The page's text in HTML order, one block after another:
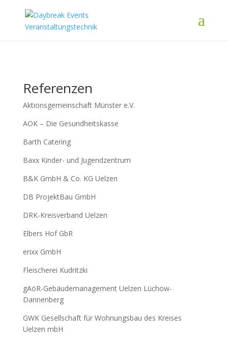
Referenzen
Aktionsgemeinschaft Münster e.V.
AOK – Die Gesundheitskasse
Barth Catering
Baxx Kinder- und Jugendzentrum
B&K GmbH & Co. KG Uelzen
DB ProjektBau GmbH
DRK-Kreisverband Uelzen
Elbers Hof GbR
erixx GmbH
Fleischerei Kudritzki
gAöR-Gebäudemanagement Uelzen Lüchow-
Dannenberg
GWK Gesellschaft für Wohnungsbau des Kreises
Uelzen mbH